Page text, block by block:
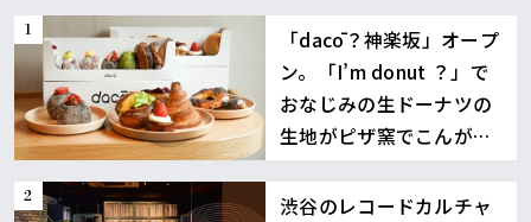
「dacō？神楽坂」オープ
ン。「I’m donut ？」で
おなじみの生ドーナツの
生地がピザ窯でこんが
り！
渋谷のレコードカルチャ